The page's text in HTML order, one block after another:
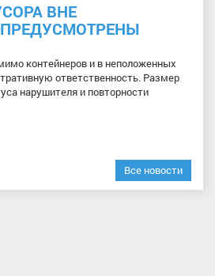
ВНЕ
контейнеров и в неположенных
ответственность. Размер
нарушителя и повторности
Все новости